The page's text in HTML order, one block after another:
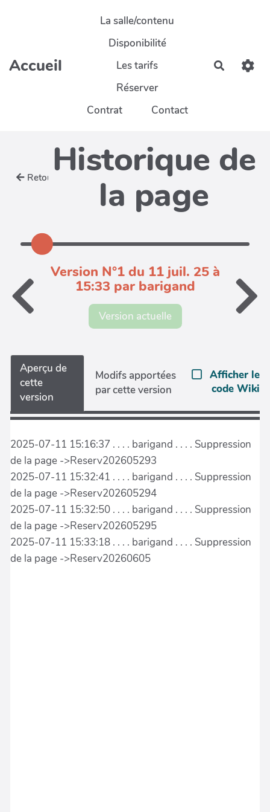
Aller au contenu principal
Accueil
La salle/contenu
Disponibilité
Les tarifs
Réserver
Contrat
Contact
Retour Historique de
la page
Version N°1 du 11 juil. 25 à
15:33 par barigand
Version actuelle
Aperçu de
cette
version
Modifs apportées
par cette version
Afficher le
code Wiki